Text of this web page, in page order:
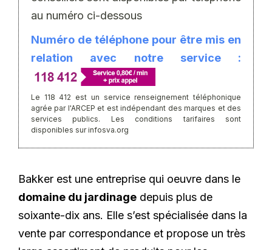
au numéro ci-dessous
Numéro de téléphone pour être mis en
relation avec notre service :
Le 118 412 est un service renseignement téléphonique
agrée par l'ARCEP et est indépendant des marques et des
services publics. Les conditions tarifaires sont
disponibles sur infosva.org
Bakker est une entreprise qui oeuvre dans le
domaine du jardinage depuis plus de
soixante-dix ans. Elle s’est spécialisée dans la
vente par correspondance et propose un très